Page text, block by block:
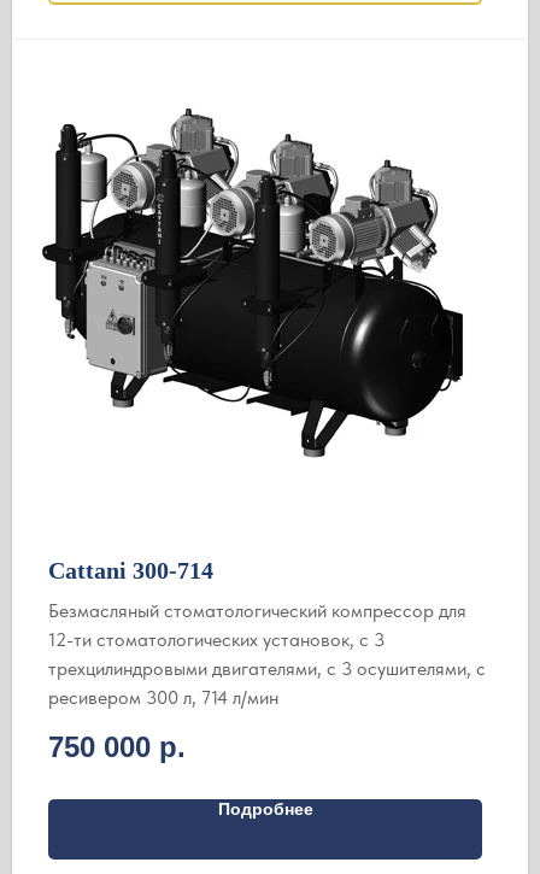
Cattani 300-714
Безмасляный стоматологический компрессор для
12-ти стоматологических установок, с 3
трехцилиндровыми двигателями, c 3 осушителями, с
ресивером 300 л, 714 л/мин
750 000 р.
Подробнее